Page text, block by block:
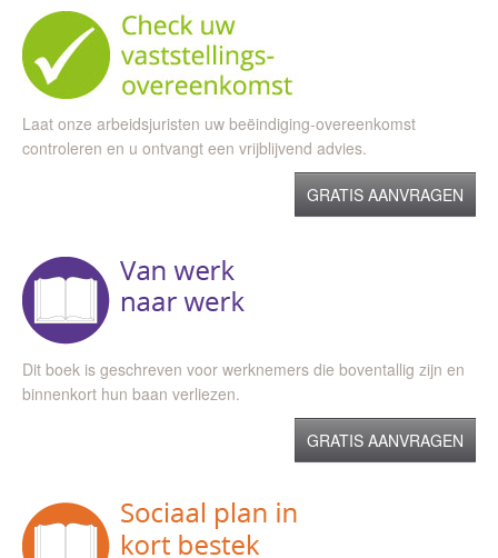
Laat onze arbeidsjuristen uw beëindiging-overeenkomst
controleren en u ontvangt een vrijblijvend advies.
GRATIS AANVRAGEN
Dit boek is geschreven voor werknemers die boventallig zijn en
binnenkort hun baan verliezen.
GRATIS AANVRAGEN